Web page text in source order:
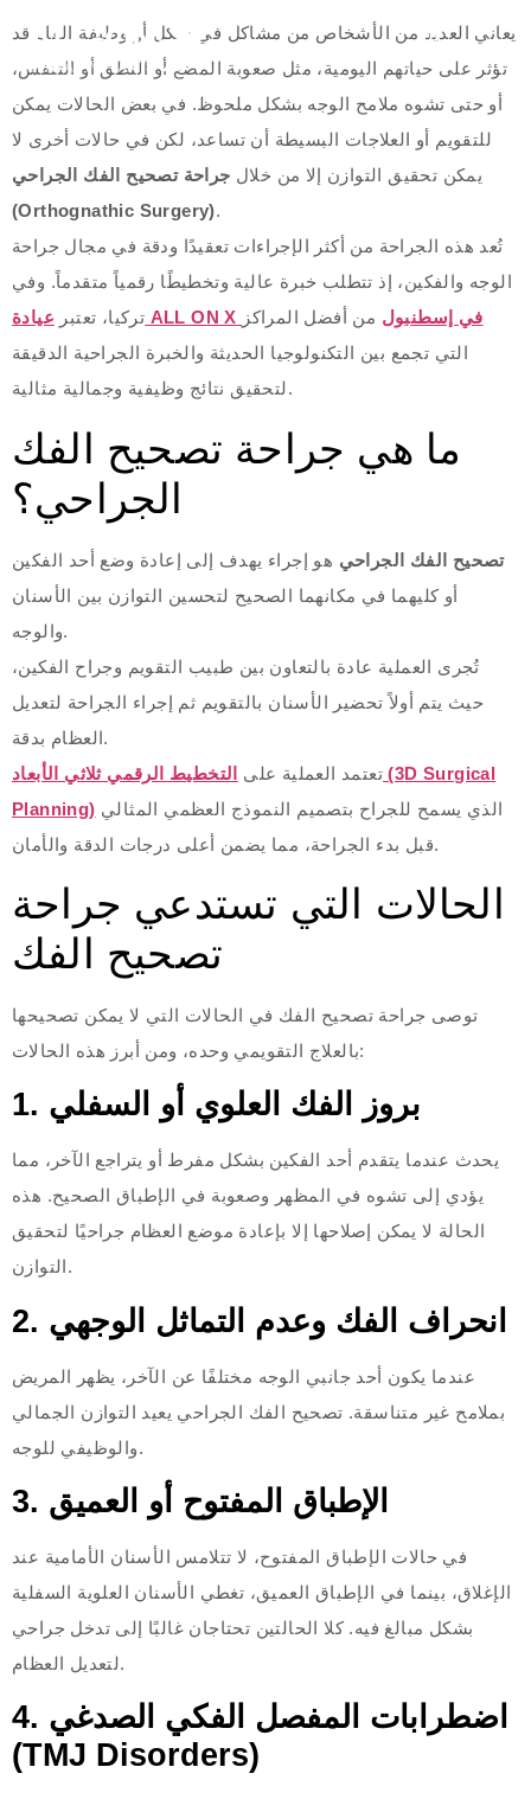
يعاني العديد من الأشخاص من مشاكل في شكل أو وظيفة الفك قد
تؤثر على حياتهم اليومية، مثل صعوبة المضغ أو النطق أو التنفس،
أو حتى تشوه ملامح الوجه بشكل ملحوظ. في بعض الحالات يمكن
للتقويم أو العلاجات البسيطة أن تساعد، لكن في حالات أخرى لا
يمكن تحقيق التوازن إلا من خلال جراحة تصحيح الفك الجراحي
(Orthognathic Surgery).
تُعد هذه الجراحة من أكثر الإجراءات تعقيدًا ودقة في مجال جراحة
الوجه والفكين، إذ تتطلب خبرة عالية وتخطيطًا رقمياً متقدماً. وفي
تركيا، تعتبر
عيادة ALL ON X في إسطنبول من أفضل المراكز
التي تجمع بين التكنولوجيا الحديثة والخبرة الجراحية الدقيقة
لتحقيق نتائج وظيفية وجمالية مثالية.
ما هي جراحة تصحيح الفك
الجراحي؟
تصحيح الفك الجراحي هو إجراء يهدف إلى إعادة وضع أحد الفكين
أو كليهما في مكانهما الصحيح لتحسين التوازن بين الأسنان
والوجه.
تُجرى العملية عادة بالتعاون بين طبيب التقويم وجراح الفكين،
حيث يتم أولاً تحضير الأسنان بالتقويم ثم إجراء الجراحة لتعديل
العظام بدقة.
تعتمد العملية على
التخطيط الرقمي ثلاثي الأبعاد (3D Surgical
Planning)
قبل بدء الجراحة، مما يضمن أعلى درجات الدقة والأمان.
الحالات التي تستدعي جراحة
تصحيح الفك
توصى جراحة تصحيح الفك في الحالات التي لا يمكن تصحيحها
بالعلاج التقويمي وحده، ومن أبرز هذه الحالات:
1. بروز الفك العلوي أو السفلي
يحدث عندما يتقدم أحد الفكين بشكل مفرط أو يتراجع الآخر، مما
يؤدي إلى تشوه في المظهر وصعوبة في الإطباق الصحيح. هذه
الحالة لا يمكن إصلاحها إلا بإعادة موضع العظام جراحيًا لتحقيق
التوازن.
2. انحراف الفك وعدم التماثل الوجهي
عندما يكون أحد جانبي الوجه مختلفًا عن الآخر، يظهر المريض
بملامح غير متناسقة. تصحيح الفك الجراحي يعيد التوازن الجمالي
والوظيفي للوجه.
3. الإطباق المفتوح أو العميق
في حالات الإطباق المفتوح، لا تتلامس الأسنان الأمامية عند
الإغلاق، بينما في الإطباق العميق، تغطي الأسنان العلوية السفلية
بشكل مبالغ فيه. كلا الحالتين تحتاجان غالبًا إلى تدخل جراحي
لتعديل العظام.
4. اضطرابات المفصل الفكي الصدغي
(TMJ Disorders)